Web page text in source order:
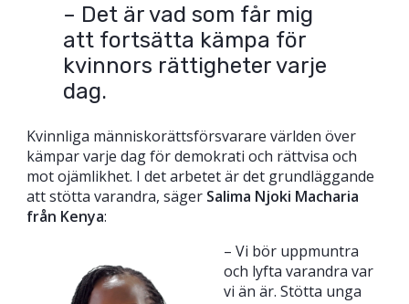
– Det är vad som får mig
att fortsätta kämpa för
kvinnors rättigheter varje
dag.
Kvinnliga människorättsförsvarare världen över
kämpar varje dag för demokrati och rättvisa och
mot ojämlikhet. I det arbetet är det grundläggande
att stötta varandra, säger Salima Njoki Macharia
från Kenya:
– Vi bör uppmuntra
och lyfta varandra var
vi än är. Stötta unga